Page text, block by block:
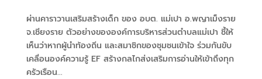
ผ่านคาราวานเสริมสร้างเด็ก ของ อบต. แม่เปา อ.พญาเม็งราย
จ.เชียงราย ตัวอย่างขององค์การบริหารส่วนตำบลแม่เปา ชี้ให้
เห็นว่าหากผู้นำท้องถิ่น และสมาชิกของชุมชนเข้าใจ ร่วมกันขับ
เคลื่อนองค์ความรู้ EF สร้างกลไกส่งเสริมการอ่านให้เข้าถึงทุก
ครัวเรือน...